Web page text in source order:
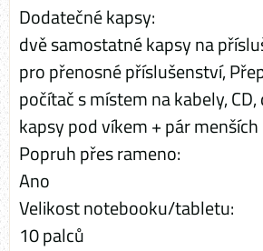
Dodatečné kapsy:
dvě samostatné kapsy na
pro přenosné příslušenství,
počítač s místem na kabely,
kapsy pod víkem + pár
Popruh přes rameno:
Ano
Velikost notebooku/tabletu:
10 palců